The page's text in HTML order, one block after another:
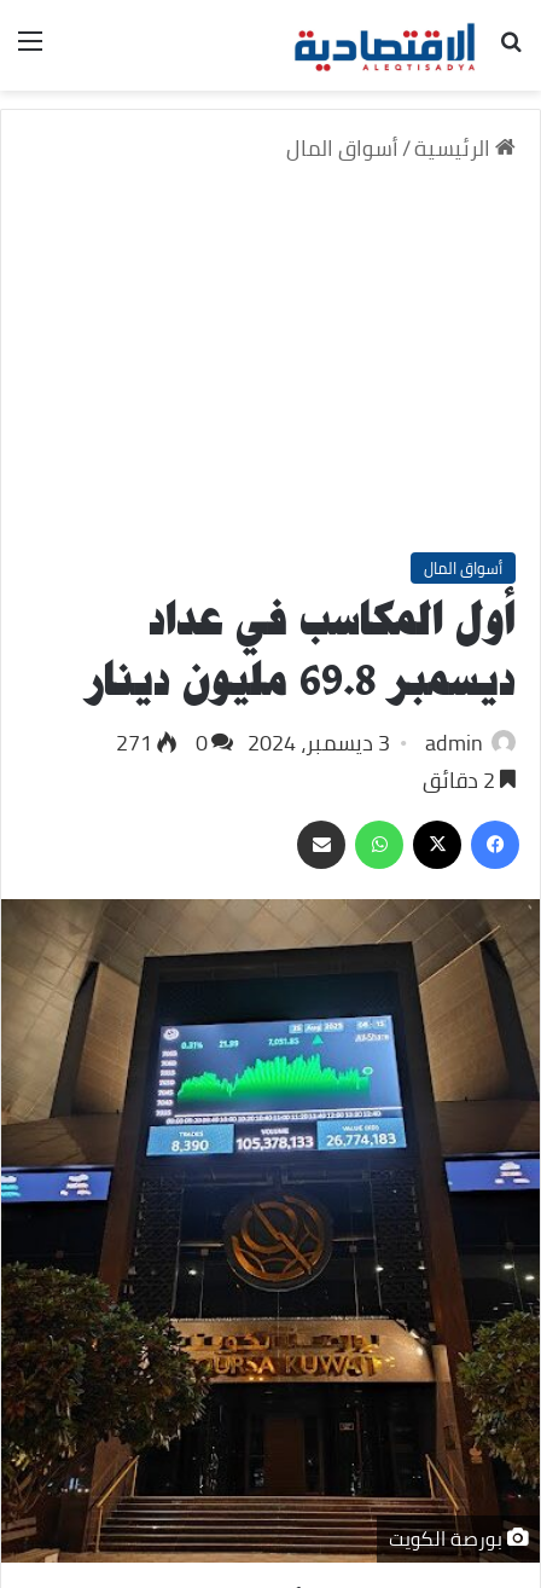
بحث عن
الرئيسية/أسواق المال
أسواق المال
أول المكاسب في عداد
ديسمبر 69.8 مليون دينار
admin 3 ديسمبر، 2024 0
271
فيسبوك
‫X واتسابمشاركة
عبر
البريد
بورصة الكويت